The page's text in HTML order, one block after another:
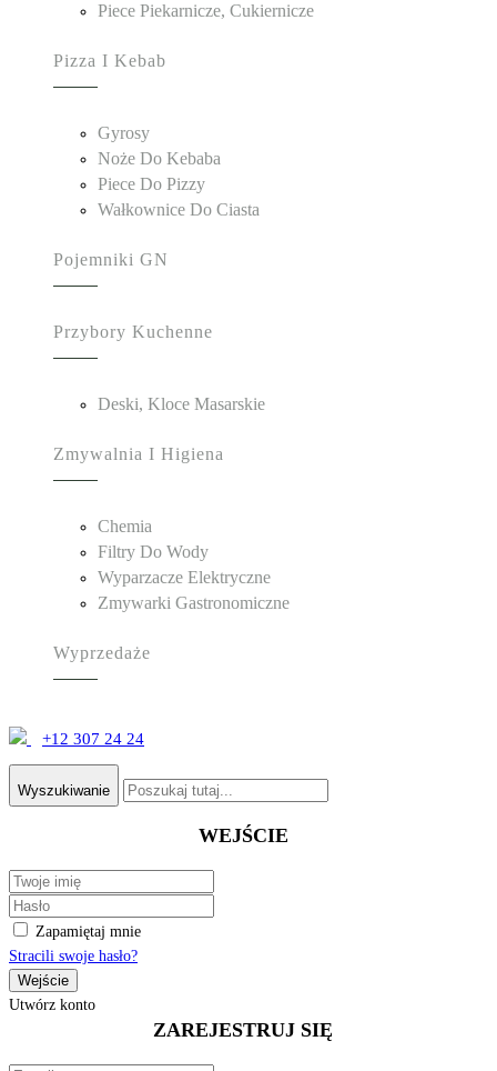
Piece Piekarnicze, Cukiernicze
Pizza I Kebab
Gyrosy
Noże Do Kebaba
Piece Do Pizzy
Wałkownice Do Ciasta
Pojemniki GN
Przybory Kuchenne
Deski, Kloce Masarskie
Zmywalnia I Higiena
Chemia
Filtry Do Wody
Wyparzacze Elektryczne
Zmywarki Gastronomiczne
Wyprzedaże
+12 307 24 24
Wyszukiwanie
WEJŚCIE
Zapamiętaj mnie
Stracili swoje hasło?
Utwórz konto
ZAREJESTRUJ SIĘ